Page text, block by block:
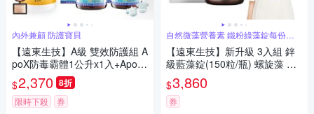
內外兼顧 防護寶貝
【遠東生技】A級 雙效防護組 A
poX防毒霸體1公升x1入+Apog
en愛保清藻精蛋白兒童嚼錠X2
入
$2,370 8折
限時下殺 券
自然微藻營養素 鐵粉綠藻錠每份含
鐵3毫克
【遠東生技】新升級 3入組 鋅
級藍藻錠(150粒/瓶) 螺旋藻 吳
淡如 真心推薦
$3,860
券